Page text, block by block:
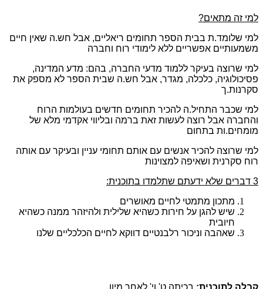
למי זה מתאים?
למי שלומד.ת בבית הספר תחומים ריאליים, אבל חש.ה שאין חיים
משמעותיים אפשריים ללא לימודי רוח וחברה
למי שרוצה בעיקר ללמוד מדעי החברה, בהם: מדע המדינה,
פסיכולוגיה, כלכלה, מגדר, אבל חש.ה שבית הספר לא מספק את
סקרנות.ך
למי שכבר התחיל.ה להכיר תחומים חדשים בעולמות הרוח
והחברה אבל רוצה לעשות זאת ברמה ובליווי אקדמי מלא של
מומחים.ות בתחום
למי שרוצה להכיר אנשים עם אותם תחומי עניין ובעיקר עם אותה
רוח סקרנית ושאיפה למצוינות
3 דברים שלא ידעתם שתלמדו בתוכנית:
מתכון מתמטי לחיים מאושרים
שיש להגן על חירות כשהיא שלילית ולהיזהר ממנה כשהיא
חיובית
שאהבה וניכור רלבנטיים דווקא לחיים הכלכליים שלנו
קבלה לתוכנית: בכיתה ט' וי' לאחר מיון.